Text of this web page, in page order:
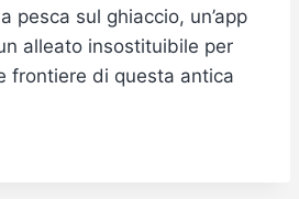
pesca sul ghiaccio, un’app
alleato insostituibile per
frontiere di questa antica